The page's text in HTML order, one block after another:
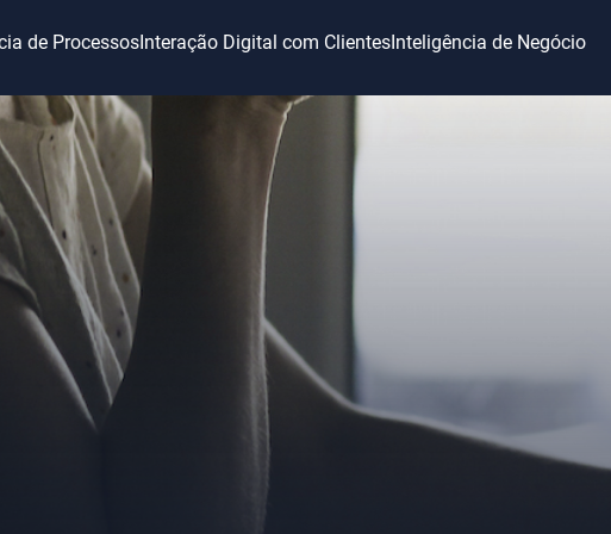
de ProcessosInteração Digital com ClientesInteligência de Negócio